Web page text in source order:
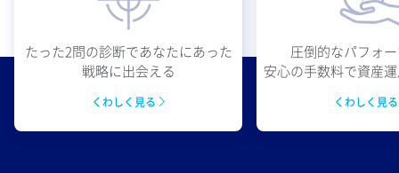
たった2問の診断であなたにあった
戦略に出会える
くわしく見る
圧倒的なパフォ
安心の手数料で資産
くわしく見